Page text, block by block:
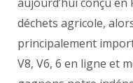
déchets agricole,
principalement
V8, V6, 6 en ligne et